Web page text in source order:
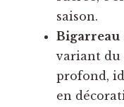
saison.
Bigarreau
variant du
profond,
en